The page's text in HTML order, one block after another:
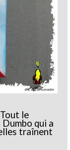
le
qui a
traînent